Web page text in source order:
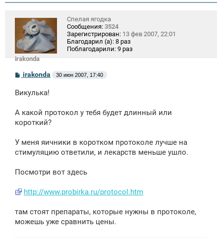
irakonda
Спелая ягодка
Сообщения: 3524
Зарегистрирован: 13 фев 2007, 22:01
Благодарил (а): 8 раз
Поблагодарили: 9 раз
С
о
б
н
и
irakonda 30 июн 2007, 17:40
Викулька!
А какой протокол у тебя будет длинный или
короткий?
У меня яичники в коротком протоколе лучше на
стимуляцию ответили, и лекарств меньше ушло.
Посмотри вот здесь
http://www.probirka.ru/protocol.htm
там стоят препараты, которые нужны в протоколе,
можешь уже сравнить цены.